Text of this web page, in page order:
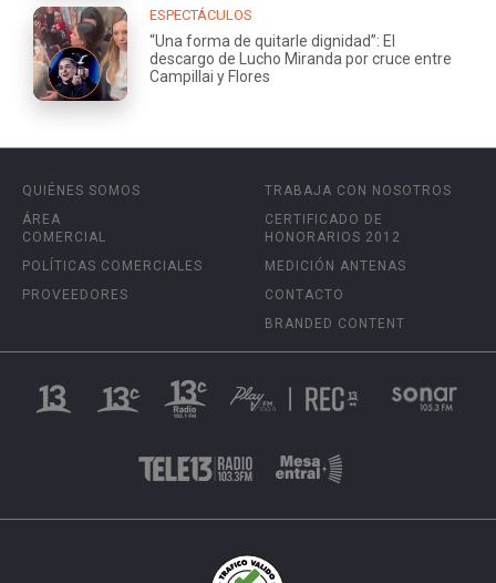
ESPECTÁCULOS
“Una forma de quitarle dignidad”: El
descargo de Lucho Miranda por cruce entre
Campillai y Flores
QUIÉNES SOMOS
ÁREA
COMERCIAL
POLÍTICAS COMERCIALES
PROVEEDORES
TRABAJA CON NOSOTROS
CERTIFICADO DE
HONORARIOS 2012
MEDICIÓN ANTENAS
CONTACTO
BRANDED CONTENT